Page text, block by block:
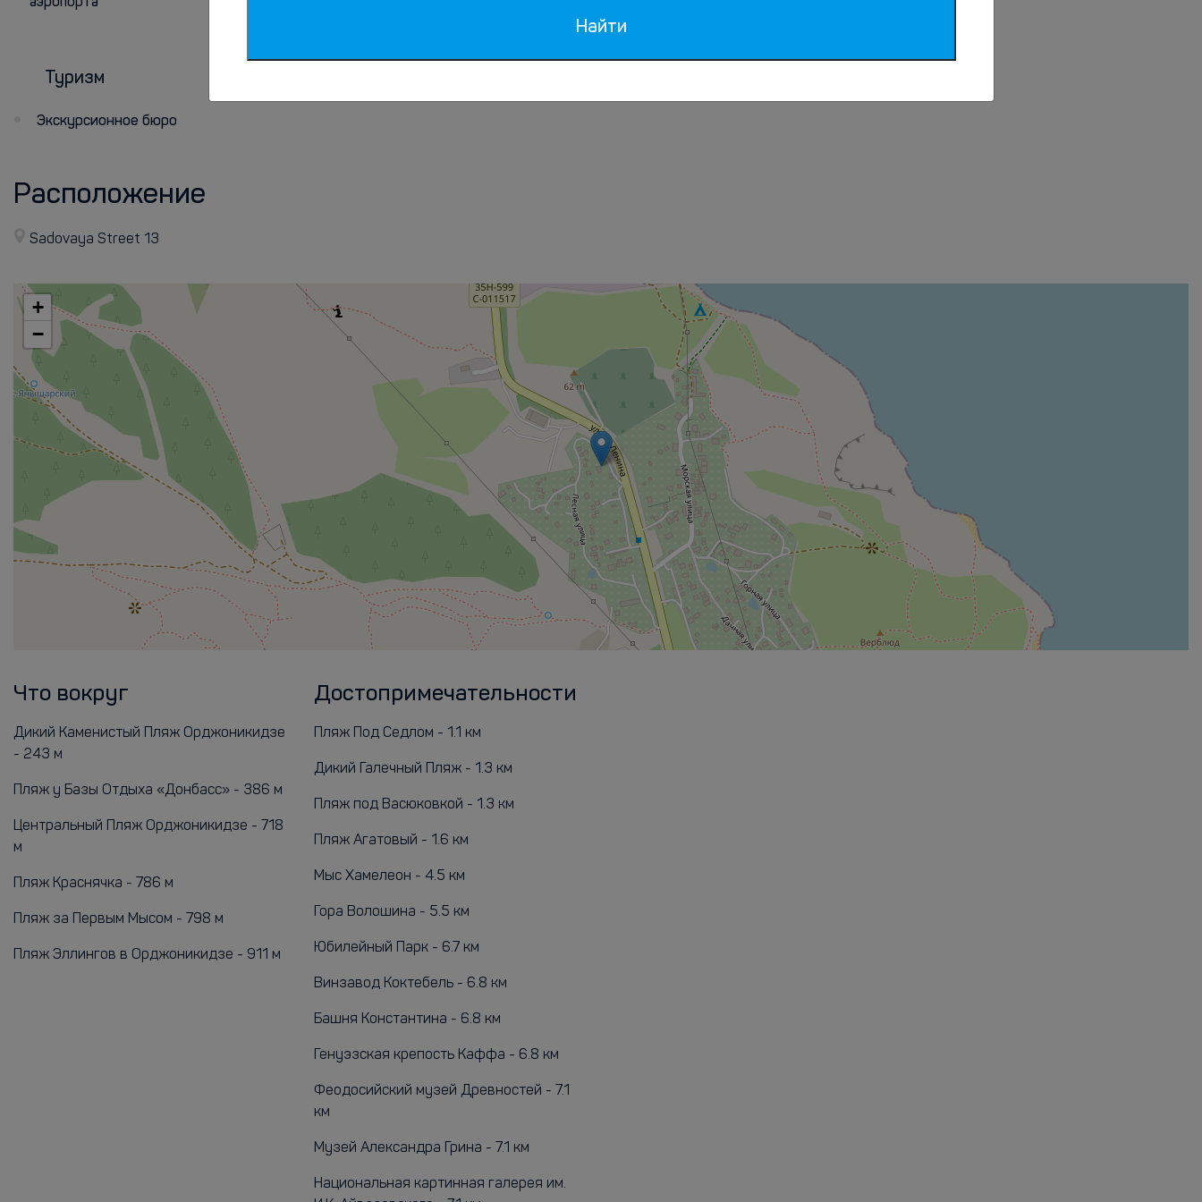
Туризм
Экскурсионное бюро
Расположение
Sadovaya Street 13
+
−
Что вокруг
Дикий Каменистый Пляж Орджоникидзе
- 243 м
Пляж у Базы Отдыха «Донбасс» - 386 м
Центральный Пляж Орджоникидзе - 718
м
Пляж Краснячка - 786 м
Пляж за Первым Мысом - 798 м
Пляж Эллингов в Орджоникидзе - 911 м
Достопримечательности
Пляж Под Седлом - 1.1 км
Дикий Галечный Пляж - 1.3 км
Пляж под Васюковкой - 1.3 км
Пляж Агатовый - 1.6 км
Мыс Хамелеон - 4.5 км
Гора Волошина - 5.5 км
Юбилейный Парк - 6.7 км
Винзавод Коктебель - 6.8 км
Башня Константина - 6.8 км
Генуэзская крепость Каффа - 6.8 км
Феодосийский музей Древностей - 7.1
км
Музей Александра Грина - 7.1 км
Национальная картинная галерея им.
Найти